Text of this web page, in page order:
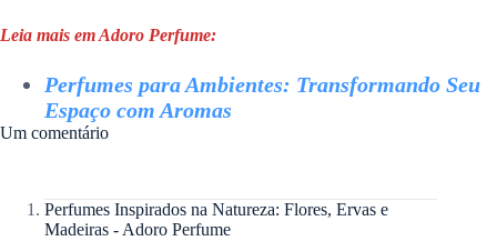
Leia mais em Adoro Perfume:
Perfumes para Ambientes: Transformando Seu
Espaço com Aromas
Um comentário
Perfumes Inspirados na Natureza: Flores, Ervas e
Madeiras - Adoro Perfume